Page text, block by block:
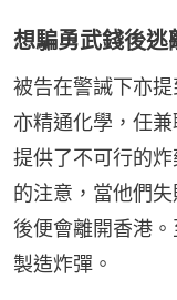
想騙勇武錢後逃
被告在警誡下亦
亦精通化學，任
提供了不可行的炸
的注意，當他們
後便會離開香港
製造炸彈。